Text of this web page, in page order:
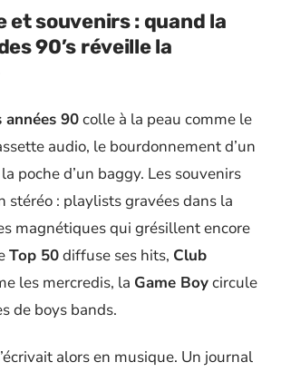
et souvenirs : quand la
90’s réveille la
années 90colle à la peau comme le
audio, le bourdonnement d’un
poche d’un baggy. Les souvenirs
stéréo : playlists gravées dans la
magnétiques qui grésillent encore
Top 50diffuse ses hits, Club
les mercredis, la Game Boycircule
de boys bands.
alors en musique. Un journal